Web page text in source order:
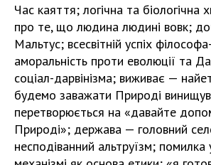
Час каяття; логічна та біологічна
про те, що людина людині вовк;
Мальтус; всесвітній успіх
аморальність проти еволюції та
соціал-дарвінізма; виживає —
будемо заважати Природі
перетворюється на «давайте
Природі»; держава — головний
несподіванний альтруїзм; помилка